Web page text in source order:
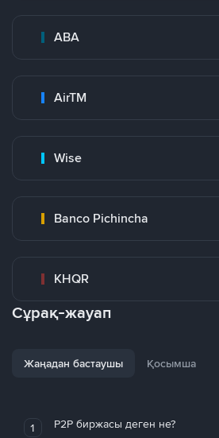
ABA
AirTM
Wise
Banco Pichincha
KHQR
Сұрақ-жауап
Жаңадан бастаушы Қосымша
1 P2P биржасы деген не?